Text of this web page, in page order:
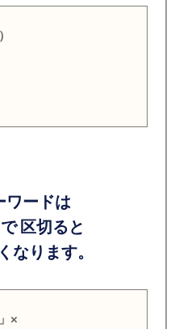
ードは
区切ると
ります。
×